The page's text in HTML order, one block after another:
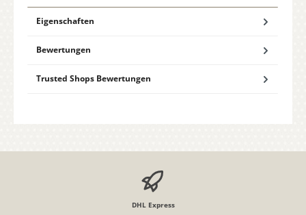
Eigenschaften
Bewertungen
Trusted Shops Bewertungen
DHL Express